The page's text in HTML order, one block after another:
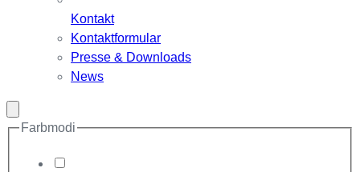
Kontakt
Kontaktformular
Presse & Downloads
News
schließen
Farbmodi